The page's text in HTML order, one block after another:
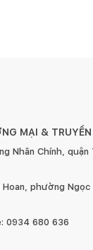
MẠI &
Nhân Chính,
phường
0934 680 636